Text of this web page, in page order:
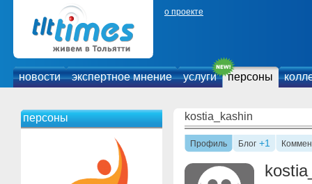
о проекте
новости экспертное мнение услуги персоны
персоны kostia_kashin
Профиль Блог +1